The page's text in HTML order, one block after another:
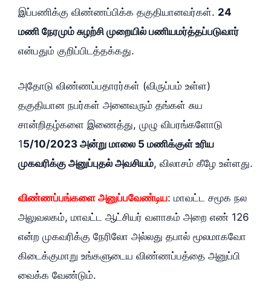
இப்பணிக்கு விண்ணப்பிக்க தகுதியானவர்கள். 24
மணி நேரமும் சுழற்சி முறையில் பணியமர்த்தப்படுவார்
என்பதும் குறிப்பிடத்தக்கது.
அதோடு விண்ணப்பதாரர்கள் (விருப்பம் உள்ள)
தகுதியான நபர்கள் அனைவரும் தங்கள் சுய
சான்றிதழ்களை இணைத்து, முழு விபரங்களோடு
15/10/2023 அன்று மாலை 5 மணிக்குள் உரிய
முகவரிக்கு அனுப்புதல் அவசியம், விலாசம் கீழே உள்ளது.
விண்ணப்பங்களை அனுப்பவேண்டிய: மாவட்ட சமூக நல
அலுவலகம், மாவட்ட ஆட்சியர் வளாகம் அறை எண் 126
என்ற முகவரிக்கு நேரிலோ அல்லது தபால் மூலமாகவோ
கிடைக்குமாறு உங்களுடைய விண்ணப்பத்தை அனுப்பி
வைக்க வேண்டும்.